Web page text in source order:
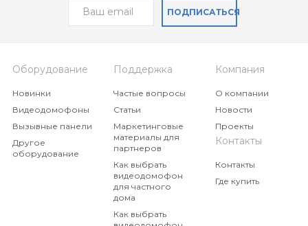
Видеодомофон Slinex
SM-07N Cloud
переадресацией
Видеодомофон Sonik
7
двумя мощными
комбинациях
ПОДПИСАТЬСЯ
Оборудование
Новинки
Видеодомофоны
Вызывные панели
Другое
оборудование
Поддержка
Частые вопросы
Статьи
Маркетинговые
материалы для
партнеров
Как выбрать
видеодомофон
для частного
дома
Как выбрать
Компания
О компании
Новости
Проекты
Контакты
Контакты
Где купить